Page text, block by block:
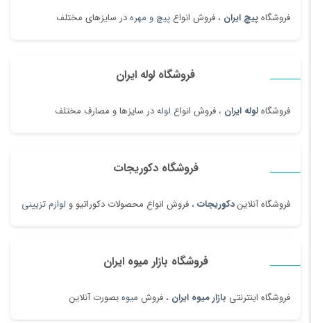
فروشگاهپیچ ایران ، فروش انواع پیچ و مهرهدر سایزهای مختلف
فروشگاه لوله ایران
فروشگاهلوله ایران ، فروش انواع لولهدر سایزها و مصارف مختلف
فروشگاه دکوریجات
فروشگاه آنلایندکوریجات ، فروش انواع محصولات دکوراتیو و لوازم تزیینی
فروشگاه بازار میوه ایران
فروشگاه اینترنتی بازار میوه ایران ، فروش میوهبصورت آنلاین